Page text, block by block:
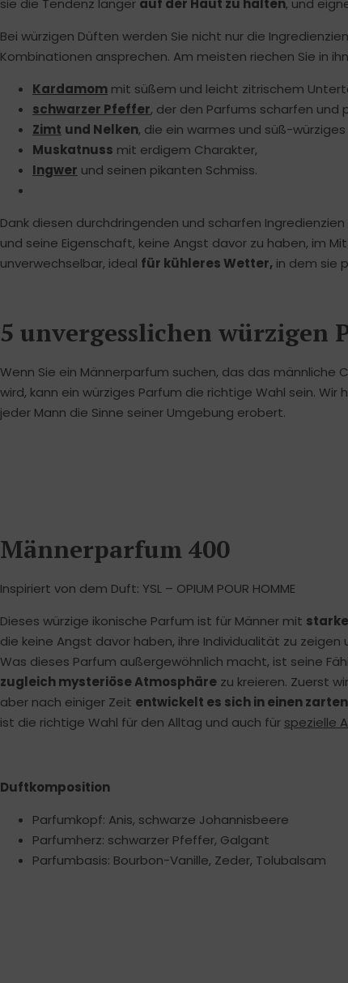
Bei würzigen Düften werden Sie nicht nur die
Kombinationen ansprechen. Am meisten riechen Sie in
Kardamom mit süßem und leicht zitrischem
schwarzer Pfeffer, der den Parfums scharfen und
Zimt und Nelken, die ein warmes und süß-
Muskatnuss mit erdigem Charakter,
Ingwer und seinen pikanten Schmiss.
Dank diesen durchdringenden und scharfen
und seine Eigenschaft, keine Angst davor zu haben, im
unverwechselbar, ideal für kühleres Wetter, in dem sie
5 unvergesslichen würzigen
Wenn Sie ein Männerparfum suchen, das das
wird, kann ein würziges Parfum die richtige Wahl sein. Wir
jeder Mann die Sinne seiner Umgebung erobert.
Männerparfum 400
Inspiriert von dem Duft: YSL – OPIUM POUR HOMME
Dieses würzige ikonische Parfum ist für Männer mit
die keine Angst davor haben, ihre Individualität zu zeigen
Was dieses Parfum außergewöhnlich macht, ist seine
zugleich mysteriöse Atmosphäre zu kreieren. Zuerst
aber nach einiger Zeit entwickelt es sich in einen
ist die richtige Wahl für den Alltag und auch für spezielle
Duftkomposition
Parfumkopf: Anis, schwarze Johannisbeere
Parfumherz: schwarzer Pfeffer, Galgant
Parfumbasis: Bourbon-Vanille, Zeder, Tolubalsam